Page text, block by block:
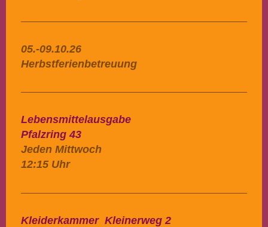
05.-09.10.26
Herbstferienbetreuung
Lebensmittelausgabe
Pfalzring 43
Jeden Mittwoch
12:15 Uhr
Kleiderkammer Kleinerweg 2